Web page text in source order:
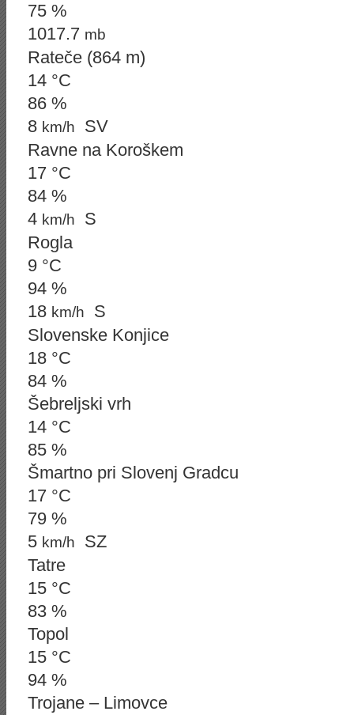
75 %
1017.7 mb
Rateče (864 m)
14 °C
86 %
8 km/h
SV
Ravne na Koroškem
17 °C
84 %
4 km/h
S
Rogla
9 °C
94 %
18 km/h
S
Slovenske Konjice
18 °C
84 %
Šebreljski vrh
14 °C
85 %
Šmartno pri Slovenj Gradcu
17 °C
79 %
5 km/h
SZ
Tatre
15 °C
83 %
Topol
15 °C
94 %
Trojane – Limovce